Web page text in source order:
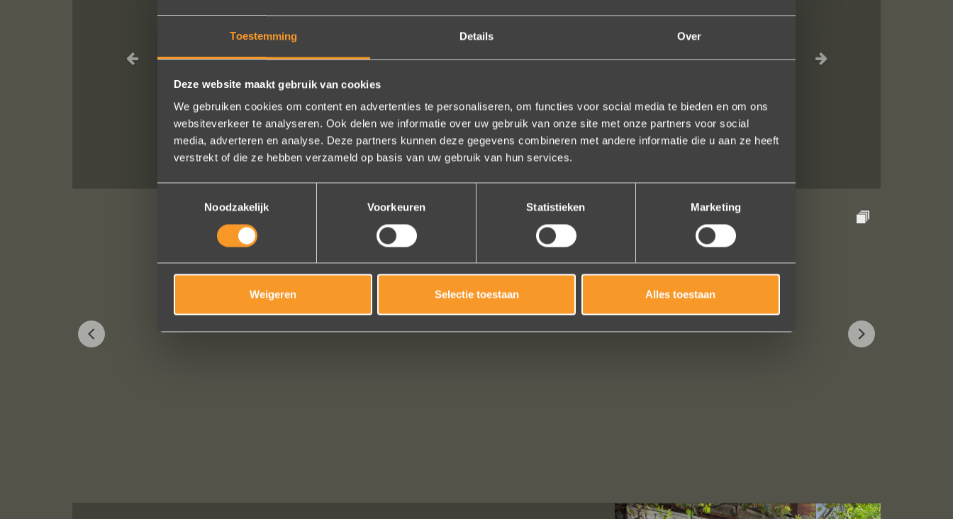
Toestemming Details Over
Deze website maakt gebruik van cookies
We gebruiken cookies om content en advertenties te personaliseren, om functies voor social media te bieden en om ons
websiteverkeer te analyseren. Ook delen we informatie over uw gebruik van onze site met onze partners voor social
media, adverteren en analyse. Deze partners kunnen deze gegevens combineren met andere informatie die u aan ze heeft
verstrekt of die ze hebben verzameld op basis van uw gebruik van hun services.
Noodzakelijk
Voorkeuren Statistieken Marketing
Weigeren Selectie toestaan Alles toestaan
Een droom die uitkomt, de ringen zijn prachtig afgewerkt, perfecte kwaliteit. We zijn liefdevol
geholpen en ze waren op tijd klaar. Kan niet anders zeggen dan AANRADER op elk vlak!
Bekijk al onze reviews